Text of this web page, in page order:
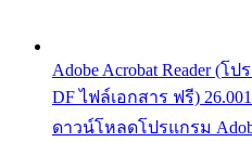
Adobe Acrobat Reader (โ
DF ไฟล์เอกสาร ฟรี) 26.001
ดาวน์โหลดโปรแกรม